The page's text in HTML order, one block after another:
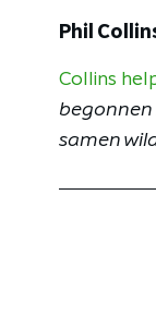
Phil
Collins
begonnen
samen